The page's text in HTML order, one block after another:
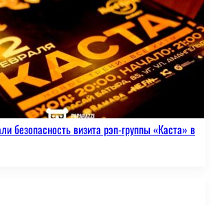
безопасность визита рэп-группы «Каста» в